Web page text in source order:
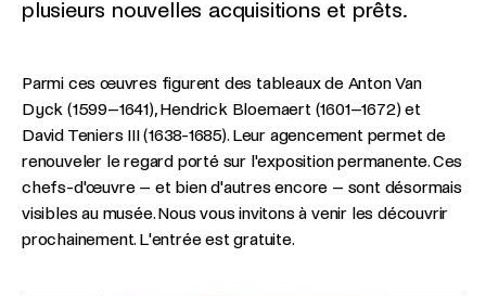
plusieurs nouvelles acquisitions et prêts.
Parmi ces œuvres figurent des tableaux de Anton Van
Dyck (1599–1641), Hendrick Bloemaert (1601–1672) et
David Teniers III (1638-1685). Leur agencement permet de
renouveler le regard porté sur l'exposition permanente. Ces
chefs-d'œuvre – et bien d'autres encore – sont désormais
visibles au musée. Nous vous invitons à venir les découvrir
prochainement. L'entrée est gratuite.